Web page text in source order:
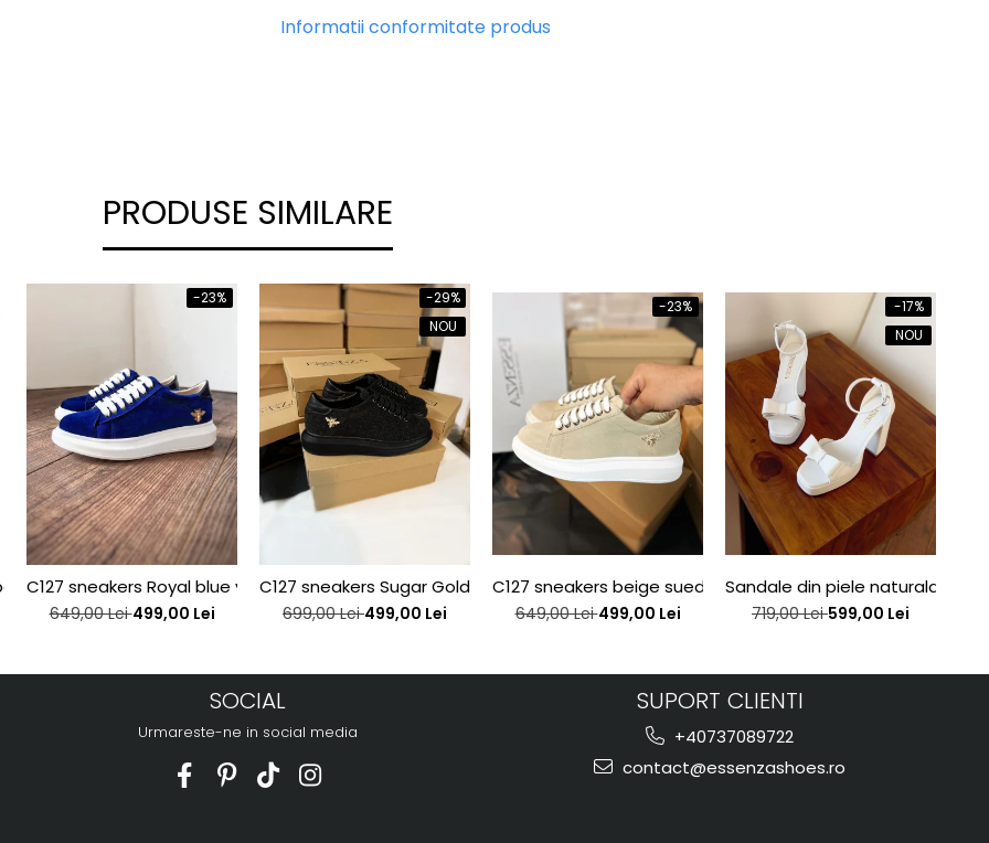
Informatii conformitate produs
PRODUSE SIMILARE
interior, din piele bronz
-23%
C127 sneakers Royal blue velvet bee edititon
649,00 Lei499,00 Lei
-29%
NOU
C127 sneakers Sugar Gold bee edition
699,00 Lei499,00 Lei
-23%
C127 sneakers beige suede bee
649,00 Lei499,00 Lei
-17%
NOU
Sandale din piele naturala alba
719,00 Lei599,00 Lei
SOCIAL
Urmareste-ne in social media
SUPORT CLIENTI
+40737089722
contact@essenzashoes.ro